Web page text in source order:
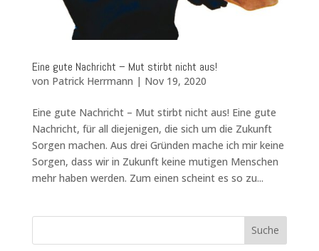
Eine gute Nachricht – Mut stirbt nicht aus!
von Patrick Herrmann | Nov 19, 2020
Eine gute Nachricht – Mut stirbt nicht aus! Eine gute
Nachricht, für all diejenigen, die sich um die Zukunft
Sorgen machen. Aus drei Gründen mache ich mir keine
Sorgen, dass wir in Zukunft keine mutigen Menschen
mehr haben werden. Zum einen scheint es so zu...